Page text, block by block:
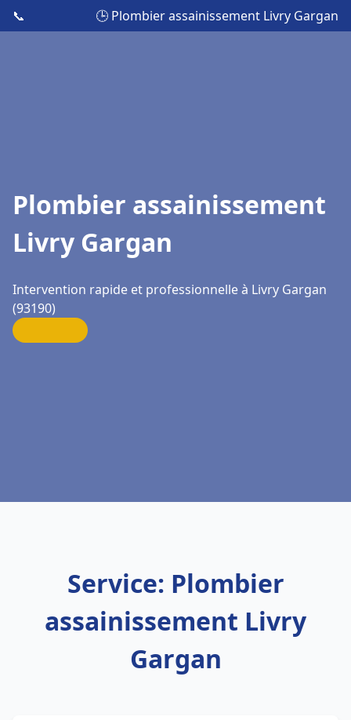
📞 🕒 Plombier assainissement Livry Gargan
Plombier assainissement
Livry Gargan
Intervention rapide et professionnelle à Livry Gargan
(93190)
Service: Plombier
assainissement Livry
Gargan